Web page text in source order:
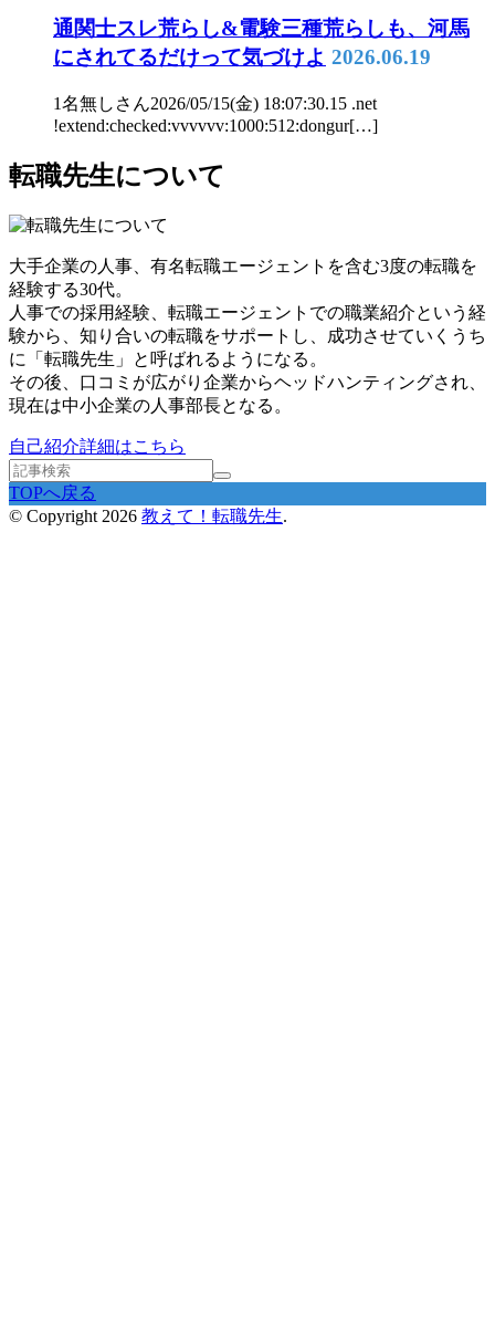
通関士スレ荒らし&電験三種荒らしも、河馬
にされてるだけって気づけよ 2026.06.19
1名無しさん2026/05/15(金) 18:07:30.15 .net
!extend:checked:vvvvvv:1000:512:dongur[…]
転職先生について
大手企業の人事、有名転職エージェントを含む3度の転職を
経験する30代。
人事での採用経験、転職エージェントでの職業紹介という経
験から、知り合いの転職をサポートし、成功させていくうち
に「転職先生」と呼ばれるようになる。
その後、口コミが広がり企業からヘッドハンティングされ、
現在は中小企業の人事部長となる。
自己紹介詳細はこちら
TOPへ戻る
© Copyright 2026 教えて！転職先生.